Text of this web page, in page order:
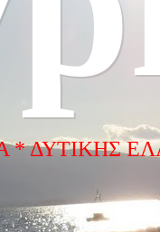
* ΔΥΤΙΚΗΣ